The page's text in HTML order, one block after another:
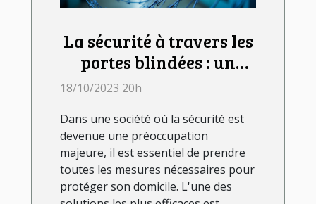
La sécurité à travers les
portes blindées : un
guide complet
18/10/2023 20h
Dans une société où la sécurité est
devenue une préoccupation
majeure, il est essentiel de prendre
toutes les mesures nécessaires pour
protéger son domicile. L'une des